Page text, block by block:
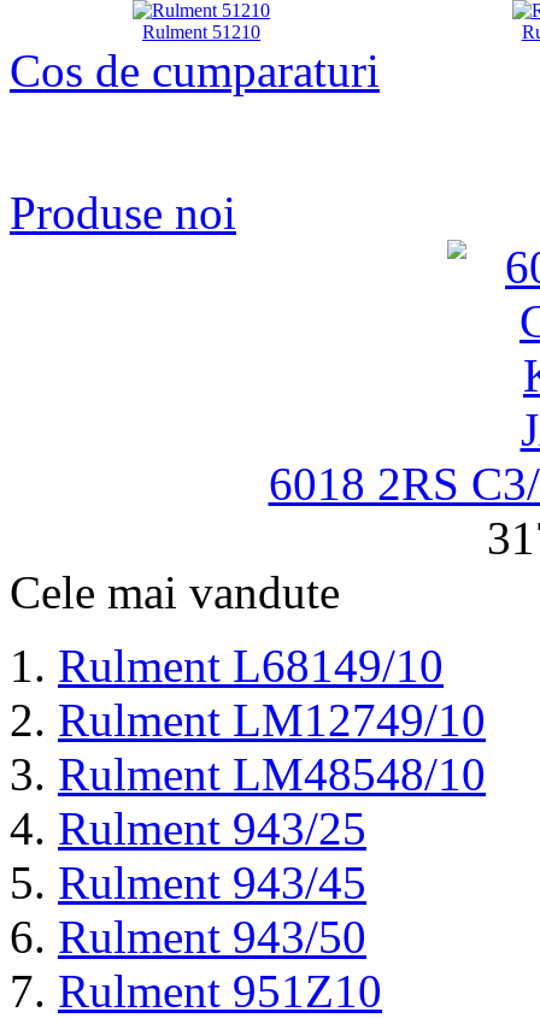
Rulment 51210
Cos de cumparaturi
Produse noi
6018 2RS
Cele mai vandute
Rulment L68149/10
Rulment LM12749/10
Rulment LM48548/10
Rulment 943/25
Rulment 943/45
Rulment 943/50
Rulment 951Z10